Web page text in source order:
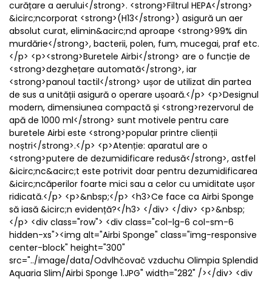
curățare a aerului</strong>. <strong>Filtrul HEPA</strong>
&icirc;ncorporat <strong>(H13</strong>) asigură un aer
absolut curat, elimin&acirc;nd aproape <strong>99% din
murdărie</strong>, bacterii, polen, fum, mucegai, praf etc.
</p> <p><strong>Buretele Airbi</strong> are o funcție de
<strong>dezghețare automată</strong>, iar
<strong>panoul tactil</strong> ușor de utilizat din partea
de sus a unității asigură o operare ușoară.</p> <p>Designul
modern, dimensiunea compactă și <strong>rezervorul de
apă de 1000 ml</strong> sunt motivele pentru care
buretele Airbi este <strong>popular printre clienții
noștri</strong>.</p> <p>Atenție: aparatul are o
<strong>putere de dezumidificare redusă</strong>, astfel
&icirc;nc&acirc;t este potrivit doar pentru dezumidificarea
&icirc;ncăperilor foarte mici sau a celor cu umiditate ușor
ridicată.</p> <p>&nbsp;</p> <h3>Ce face ca Airbi Sponge
să iasă &icirc;n evidență?</h3> </div> </div> <p>&nbsp;
</p> <div class="row"> <div class="col-lg-6 col-sm-6
hidden-xs"><img alt="Airbi Sponge" class="img-responsive
center-block" height="300"
src="../image/data/Odvlhčovač vzduchu Olimpia Splendid
Aquaria Slim/Airbi Sponge 1.JPG" width="282" /></div> <div